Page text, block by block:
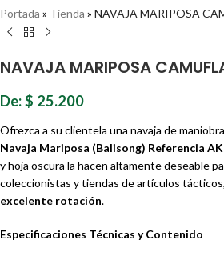
Portada » Tienda » NAVAJA MARIPOSA
NAVAJA MARIPOSA
De:$ 25.200
Ofrezca a su clientela una navaja de
Navaja Mariposa (Balisong) Referencia
y hoja oscura la hacen altamente deseable
coleccionistas y tiendas de artículos
excelente rotación.
Especificaciones Técnicas y Contenido